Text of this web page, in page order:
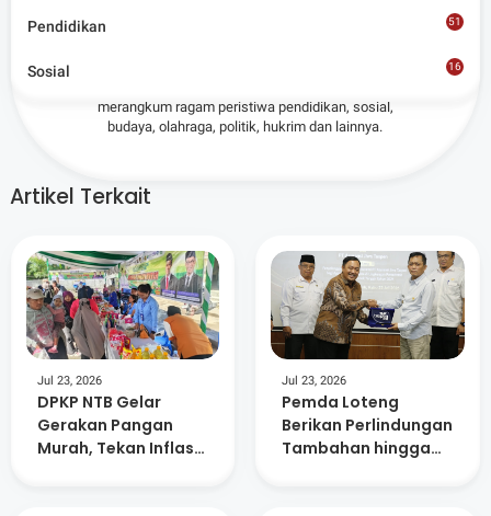
merangkum ragam peristiwa pendidikan, sosial,
budaya, olahraga, politik, hukrim dan lainnya.
Artikel Terkait
Jul 23, 2026
DPKP NTB Gelar
Gerakan Pangan
Murah, Tekan Inflasi
Jul 23, 2026
Pemda Loteng
Berikan Perlindungan
Tambahan hingga
Pendidikan 51
Sosial
16